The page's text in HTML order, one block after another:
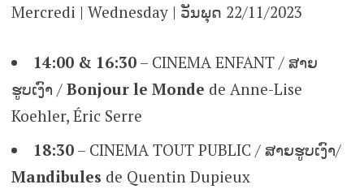
Mercredi | Wednesday | ວັນພຸດ 22/11/2023
14:00 & 16:30– CINEMA ENFANT / ສາຍ
ຮູບເງົາ / Bonjour le Monde de Anne-Lise
Koehler, Éric Serre
18:30– CINEMA TOUT PUBLIC / ສາຍຮູບເງົາ/
Mandibules de Quentin Dupieux